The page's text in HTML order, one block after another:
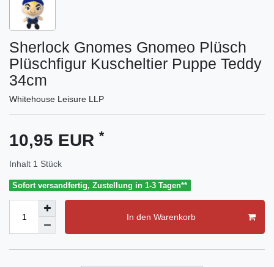
Sherlock Gnomes Gnomeo Plüsch
Plüschfigur Kuscheltier Puppe Teddy
34cm
Whitehouse Leisure LLP
10,95 EUR *
Inhalt 1 Stück
Sofort versandfertig, Zustellung in 1-3 Tagen**
In den Warenkorb